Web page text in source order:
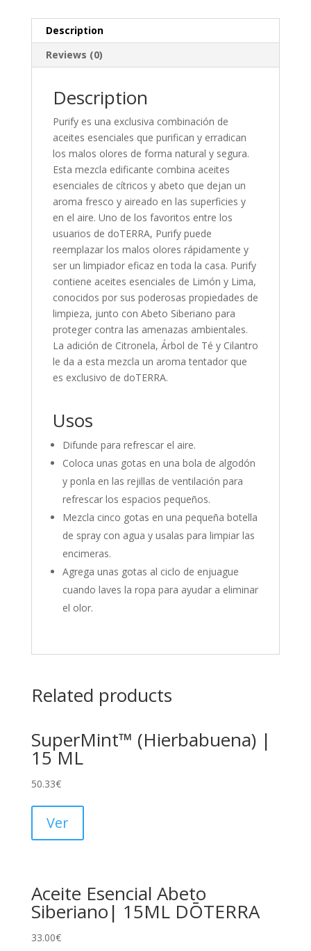
Description
Reviews (0)
Description
Purify es una exclusiva combinación de
aceites esenciales que purifican y erradican
los malos olores de forma natural y segura.
Esta mezcla edificante combina aceites
esenciales de cítricos y abeto que dejan un
aroma fresco y aireado en las superficies y
en el aire. Uno de los favoritos entre los
usuarios de doTERRA, Purify puede
reemplazar los malos olores rápidamente y
ser un limpiador eficaz en toda la casa. Purify
contiene aceites esenciales de Limón y Lima,
conocidos por sus poderosas propiedades de
limpieza, junto con Abeto Siberiano para
proteger contra las amenazas ambientales.
La adición de Citronela, Árbol de Té y Cilantro
le da a esta mezcla un aroma tentador que
es exclusivo de doTERRA.
Usos
Difunde para refrescar el aire.
Coloca unas gotas en una bola de algodón
y ponla en las rejillas de ventilación para
refrescar los espacios pequeños.
Mezcla cinco gotas en una pequeña botella
de spray con agua y usalas para limpiar las
encimeras.
Agrega unas gotas al ciclo de enjuague
cuando laves la ropa para ayudar a eliminar
el olor.
Related products
SuperMint™ (Hierbabuena) |
15 ML
50.33€
Ver
Aceite Esencial Abeto
Siberiano| 15ML DŌTERRA
33.00€